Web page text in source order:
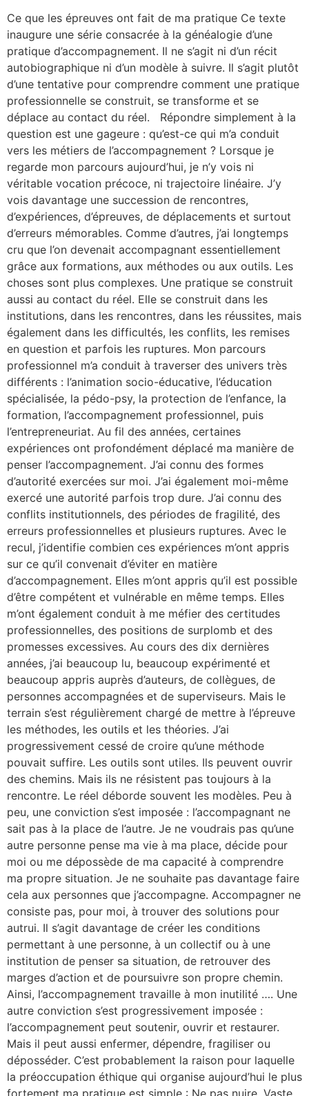
Ce que les épreuves ont fait de ma pratique Ce texte
inaugure une série consacrée à la généalogie d’une
pratique d’accompagnement. Il ne s’agit ni d’un récit
autobiographique ni d’un modèle à suivre. Il s’agit plutôt
d’une tentative pour comprendre comment une pratique
professionnelle se construit, se transforme et se
déplace au contact du réel. Répondre simplement à la
question est une gageure : qu’est-ce qui m’a conduit
vers les métiers de l’accompagnement ? Lorsque je
regarde mon parcours aujourd’hui, je n’y vois ni
véritable vocation précoce, ni trajectoire linéaire. J’y
vois davantage une succession de rencontres,
d’expériences, d’épreuves, de déplacements et surtout
d’erreurs mémorables. Comme d’autres, j’ai longtemps
cru que l’on devenait accompagnant essentiellement
grâce aux formations, aux méthodes ou aux outils. Les
choses sont plus complexes. Une pratique se construit
aussi au contact du réel. Elle se construit dans les
institutions, dans les rencontres, dans les réussites, mais
également dans les difficultés, les conflits, les remises
en question et parfois les ruptures. Mon parcours
professionnel m’a conduit à traverser des univers très
différents : l’animation socio-éducative, l’éducation
spécialisée, la pédo-psy, la protection de l’enfance, la
formation, l’accompagnement professionnel, puis
l’entrepreneuriat. Au fil des années, certaines
expériences ont profondément déplacé ma manière de
penser l’accompagnement. J’ai connu des formes
d’autorité exercées sur moi. J’ai également moi-même
exercé une autorité parfois trop dure. J’ai connu des
conflits institutionnels, des périodes de fragilité, des
erreurs professionnelles et plusieurs ruptures. Avec le
recul, j’identifie combien ces expériences m’ont appris
sur ce qu’il convenait d’éviter en matière
d’accompagnement. Elles m’ont appris qu’il est possible
d’être compétent et vulnérable en même temps. Elles
m’ont également conduit à me méfier des certitudes
professionnelles, des positions de surplomb et des
promesses excessives. Au cours des dix dernières
années, j’ai beaucoup lu, beaucoup expérimenté et
beaucoup appris auprès d’auteurs, de collègues, de
personnes accompagnées et de superviseurs. Mais le
terrain s’est régulièrement chargé de mettre à l’épreuve
les méthodes, les outils et les théories. J’ai
progressivement cessé de croire qu’une méthode
pouvait suffire. Les outils sont utiles. Ils peuvent ouvrir
des chemins. Mais ils ne résistent pas toujours à la
rencontre. Le réel déborde souvent les modèles. Peu à
peu, une conviction s’est imposée : l’accompagnant ne
sait pas à la place de l’autre. Je ne voudrais pas qu’une
autre personne pense ma vie à ma place, décide pour
moi ou me dépossède de ma capacité à comprendre
ma propre situation. Je ne souhaite pas davantage faire
cela aux personnes que j’accompagne. Accompagner ne
consiste pas, pour moi, à trouver des solutions pour
autrui. Il s’agit davantage de créer les conditions
permettant à une personne, à un collectif ou à une
institution de penser sa situation, de retrouver des
marges d’action et de poursuivre son propre chemin.
Ainsi, l’accompagnement travaille à mon inutilité …. Une
autre conviction s’est progressivement imposée :
l’accompagnement peut soutenir, ouvrir et restaurer.
Mais il peut aussi enfermer, dépendre, fragiliser ou
déposséder. C’est probablement la raison pour laquelle
la préoccupation éthique qui organise aujourd’hui le plus
fortement ma pratique est simple : Ne pas nuire. Vaste